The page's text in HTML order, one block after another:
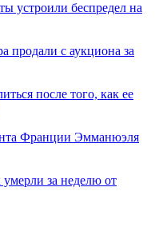
устроили беспредел на
продали с аукциона за
после того, как ее
Франции Эмманюэля
за неделю от